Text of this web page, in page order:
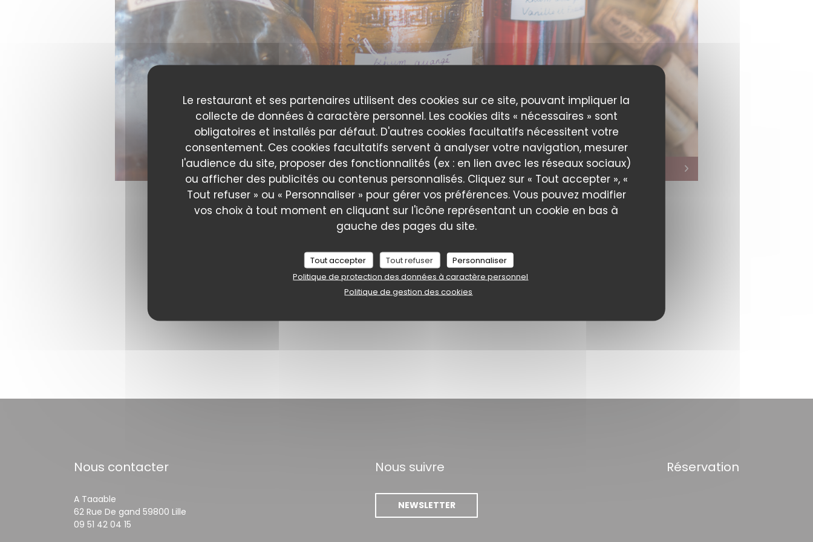
Le restaurant et ses partenaires utilisent des cookies sur ce site, pouvant impliquer la
collecte de données à caractère personnel. Les cookies dits « nécessaires » sont
obligatoires et installés par défaut. D'autres cookies facultatifs nécessitent votre
consentement. Ces cookies facultatifs servent à analyser votre navigation, mesurer
l'audience du site, proposer des fonctionnalités (ex : en lien avec les réseaux sociaux)
ou afficher des publicités ou contenus personnalisés. Cliquez sur « Tout accepter », «
Tout refuser » ou « Personnaliser » pour gérer vos préférences. Vous pouvez modifier
vos choix à tout moment en cliquant sur l'icône représentant un cookie en bas à
gauche des pages du site.
Tout accepter Tout refuser
Personnaliser
Politique de protection des données à caractère personnel
Politique de gestion des cookies
Nous contacter
A Taaable
62 Rue De gand 59800 Lille
09 51 42 04 15
Nous suivre
NEWSLETTER
Réservation
A Taaable